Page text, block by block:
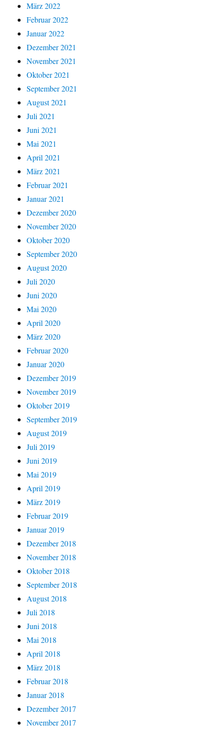
März 2022
Februar 2022
Januar 2022
Dezember 2021
November 2021
Oktober 2021
September 2021
August 2021
Juli 2021
Juni 2021
Mai 2021
April 2021
März 2021
Februar 2021
Januar 2021
Dezember 2020
November 2020
Oktober 2020
September 2020
August 2020
Juli 2020
Juni 2020
Mai 2020
April 2020
März 2020
Februar 2020
Januar 2020
Dezember 2019
November 2019
Oktober 2019
September 2019
August 2019
Juli 2019
Juni 2019
Mai 2019
April 2019
März 2019
Februar 2019
Januar 2019
Dezember 2018
November 2018
Oktober 2018
September 2018
August 2018
Juli 2018
Juni 2018
Mai 2018
April 2018
März 2018
Februar 2018
Januar 2018
Dezember 2017
November 2017